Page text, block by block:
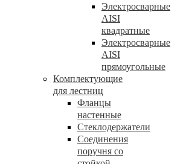
Электросварные
AISI
квадратные
Электросварные
AISI
прямоугольные
Комплектующие
для лестниц
Фланцы
настенные
Стеклодержатели
Соединения
поручня со